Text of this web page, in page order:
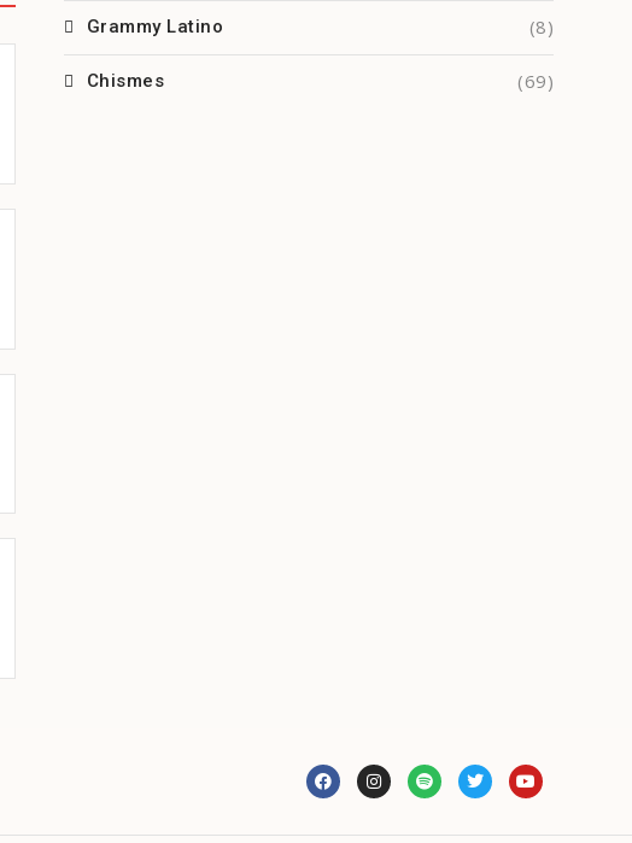
Grammy Latino (8)
Chismes (69)